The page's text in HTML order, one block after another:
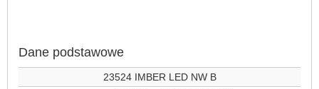
Dane podstawowe
23524 IMBER LED NW B